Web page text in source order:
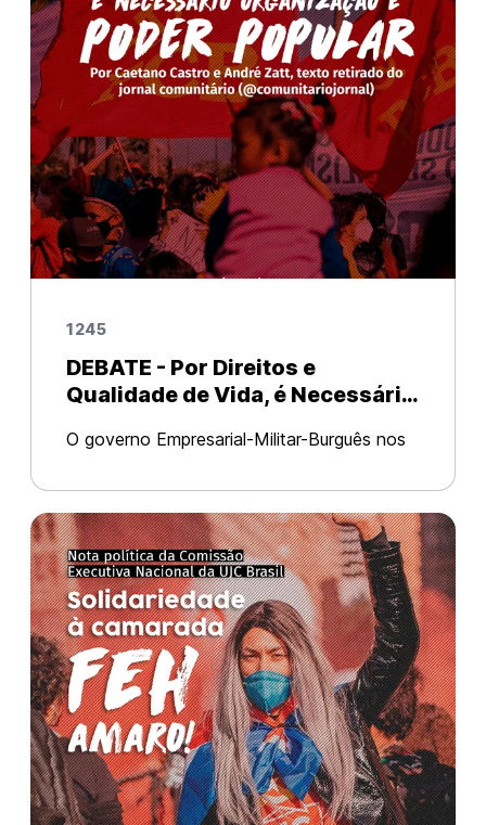
1245
DEBATE - Por Direitos e
Qualidade de Vida, é Necessário
O governo Empresarial-Militar-Burguês nos
prol de seus luxos. Por André Pedro Julio
Zatt (@ujcbrasil) e Caetano ACC (@ujc.sc) –
(núcleo extremo-oeste/SC)